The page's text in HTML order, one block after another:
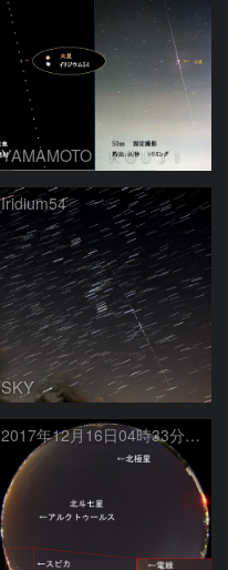
YAMAMOTO ＫＯＵＪＩ
Iridium54
SKY
2017年12月16日04時33分の火球